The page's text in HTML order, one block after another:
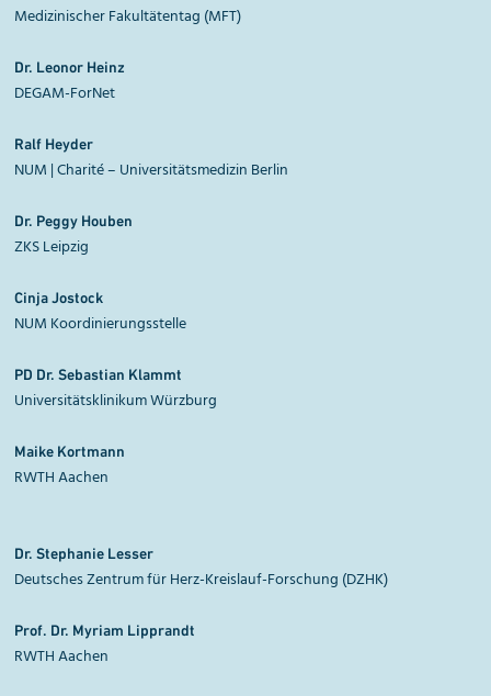
Medizinischer Fakultätentag (MFT)
Dr. Leonor Heinz
DEGAM-ForNet
Ralf Heyder
NUM | Charité – Universitätsmedizin Berlin
Dr. Peggy Houben
ZKS Leipzig
CinjaJostock
NUM Koordinierungsstelle
PD Dr. Sebastian Klammt
Universitätsklinikum Würzburg
Maike Kortmann
RWTH Aachen
Dr. Stephanie Lesser
Deutsches Zentrum für Herz-Kreislauf-Forschung (DZHK)
Prof. Dr. Myriam Lipprandt
RWTH Aachen